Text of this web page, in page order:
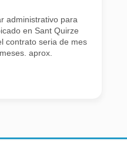
administrativo para
en Sant Quirze
contrato seria de mes
aprox.